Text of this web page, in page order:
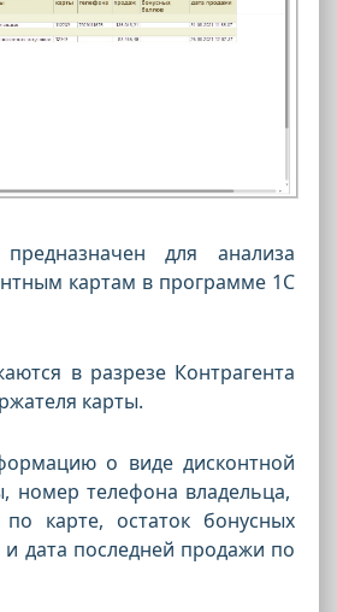
для анализа
картам в программе 1С
в разрезе Контрагента
карты.
о виде дисконтной
номер телефона владельца,
карте, остаток бонусных
и дата последней продажи по